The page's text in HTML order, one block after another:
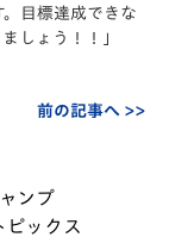
目標達成できな
しょう！！」
前の記事へ >>
ンプ
ピックス